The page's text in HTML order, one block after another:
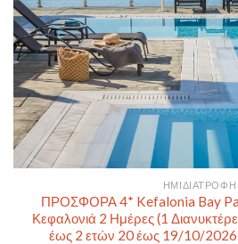
ΗΜΙΔΙΑΤΡΟΦΉ
ΠΡΟΣΦΟΡΑ 4* Kefalonia Bay
Κεφαλονιά 2 Ημέρες (1
έως 2 ετών 20 έως 19/10/2026